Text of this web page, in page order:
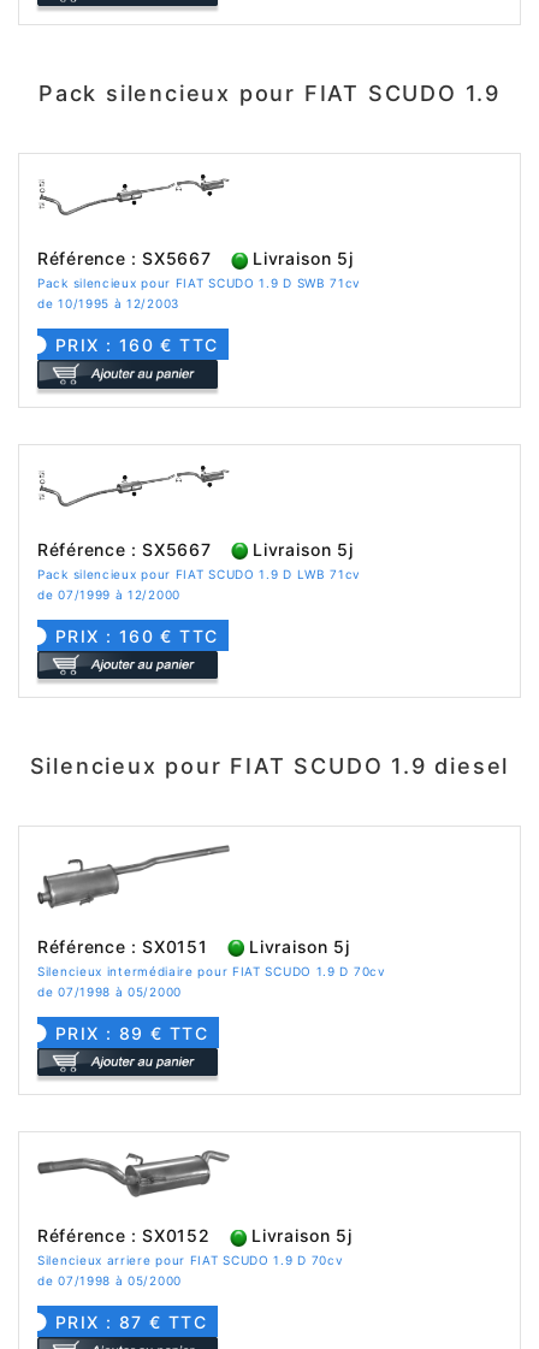
Pack silencieux pour FIAT SCUDO 1.9
Référence : SX5667 Livraison 5j
Pack silencieux pour FIAT SCUDO 1.9 D SWB 71cv
de 10/1995 à 12/2003
PRIX : 160 € TTC
Référence : SX5667 Livraison 5j
Pack silencieux pour FIAT SCUDO 1.9 D LWB 71cv
de 07/1999 à 12/2000
PRIX : 160 € TTC
Silencieux pour FIAT SCUDO 1.9 diesel
Référence : SX0151 Livraison 5j
Silencieux intermédiaire pour FIAT SCUDO 1.9 D 70cv
de 07/1998 à 05/2000
PRIX : 89 € TTC
Référence : SX0152 Livraison 5j
Silencieux arriere pour FIAT SCUDO 1.9 D 70cv
de 07/1998 à 05/2000
PRIX : 87 € TTC